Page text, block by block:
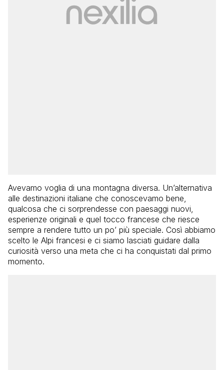
Avevamo voglia di una montagna diversa. Un’alternativa
alle destinazioni italiane che conoscevamo bene,
qualcosa che ci sorprendesse con paesaggi nuovi,
esperienze originali e quel tocco francese che riesce
sempre a rendere tutto un po’ più speciale. Così abbiamo
scelto le Alpi francesi e ci siamo lasciati guidare dalla
curiosità verso una meta che ci ha conquistati dal primo
momento.